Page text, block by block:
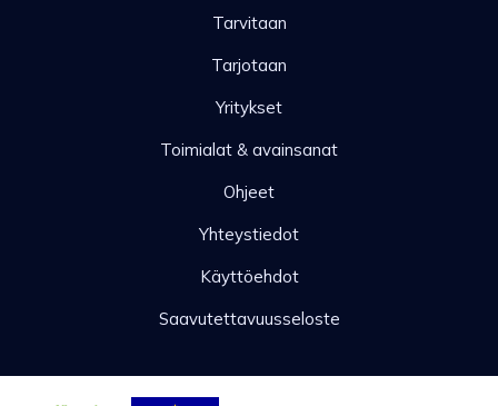
Tarvitaan
Tarjotaan
Yritykset
Toimialat & avainsanat
Ohjeet
Yhteystiedot
Käyttöehdot
Saavutettavuusseloste